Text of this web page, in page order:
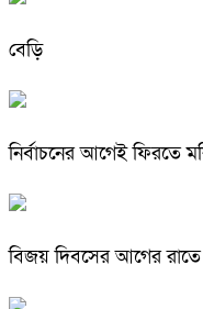
বেড়ি
নির্বাচনের আগেই ফিরতে
বিজয় দিবসের আগের